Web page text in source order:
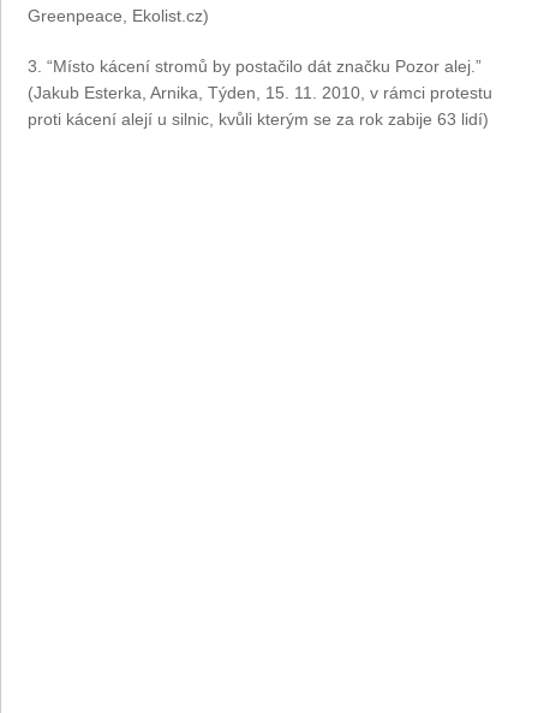
Greenpeace, Ekolist.cz)
3. “Místo kácení stromů by postačilo dát značku Pozor alej.”
(Jakub Esterka, Arnika, Týden, 15. 11. 2010, v rámci protestu
proti kácení alejí u silnic, kvůli kterým se za rok zabije 63 lidí)